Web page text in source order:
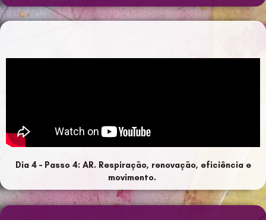
Dia 4 – Passo 4: AR. Respiração, renovação, eficiência e
movimento.